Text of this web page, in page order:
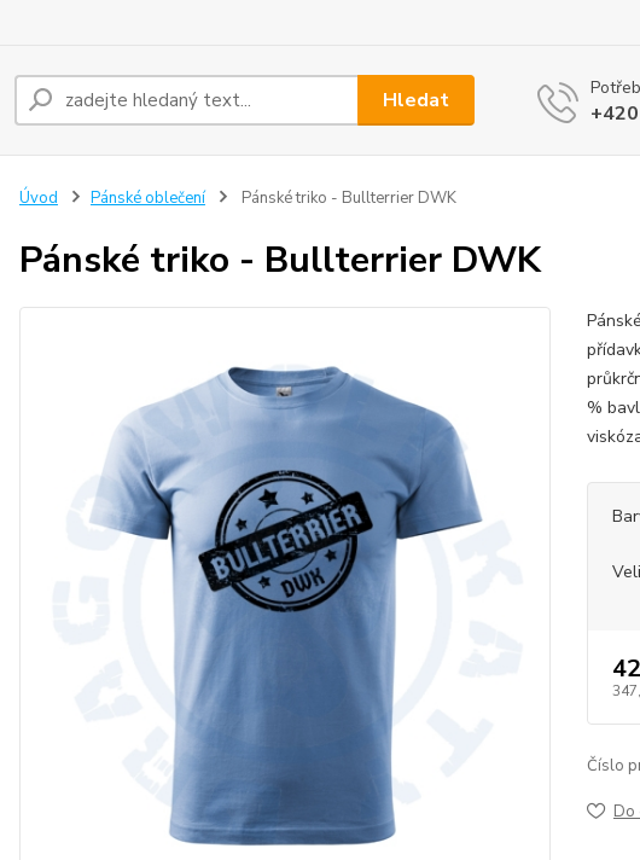
Hledat
Úvod Pánské oblečení Pánské triko - Bullterrier DWK
Pánské triko - Bullterrier DWK
%
Číslo
Do